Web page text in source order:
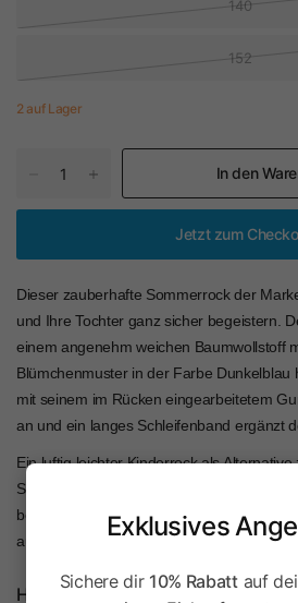
140
152
2 auf Lager
In den
Jetzt zum
Dieser zauberhafte Sommerrock der
und Ihre Tochter ganz sicher begeistern.
einem angenehm weichen Baumwollstoff
Blümchenmuster in der Farbe Dunkelblau
mit seinem im Rücken eingearbeitetem
an und ein langes Schleifenband ergänzt
Ein luftig leichter Kinderrock als
Sommertage, Qualität und Design werden
begeistern. Der Mädchen Rock ist schön
auch für den nächsten Besuch beim
Herstellerinformationen
Exklusives
Sichere dir 10% Rabattauf